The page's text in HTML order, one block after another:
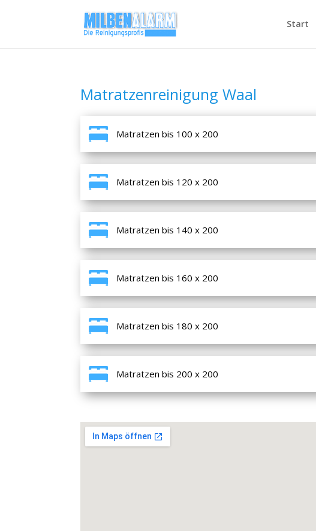
Start
Matratzenreinigung Waal
Matratzen bis 100 x 200
Matratzen bis 120 x 200
Matratzen bis 140 x 200
Matratzen bis 160 x 200
Matratzen bis 180 x 200
Matratzen bis 200 x 200